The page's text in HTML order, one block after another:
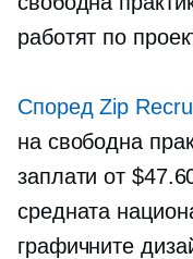
работят по
Според Zip
на свободна
заплати от
средната
графичните